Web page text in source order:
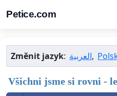
Petice.com
Změnit jazyk: العربية,
Všichni jsme si rovni -